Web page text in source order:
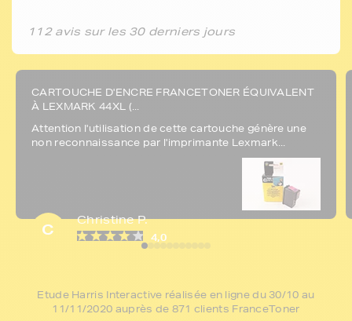
112 avis sur les 30 derniers jours
CARTOUCHE D'ENCRE FRANCETONER ÉQUIVALENT
À LEXMARK 44XL (...
Attention l'utilisation de cette cartouche génère une
non reconnaissance par l'imprimante Lexmark...
C
Christine P.
4,0
Etude Harris Interactive réalisée en ligne du 30/10 au
11/11/2020 auprès de 871 clients FranceToner